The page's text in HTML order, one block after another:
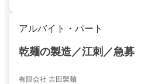
アルバイト・パート
乾麺の製造／江刺／急募
有限会社 吉田製麺